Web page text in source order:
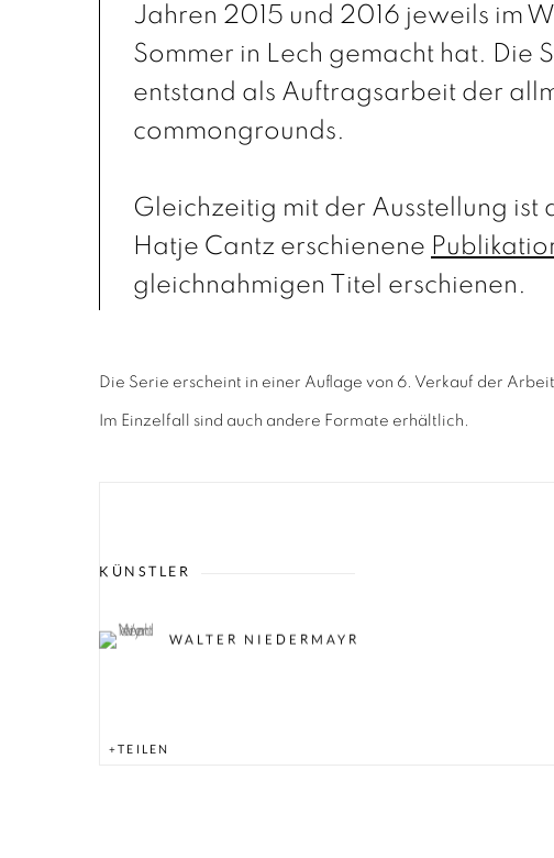
Jahren 2015 und 2016 jeweils im
Sommer in Lech gemacht hat. Die
entstand als Auftragsarbeit der
commongrounds.
Gleichzeitig mit der Ausstellung ist
Hatje Cantz erschienene
gleichnahmigen Titel erschienen.
Die Serie erscheint in einer Auflage von 6. Verkauf der
Im Einzelfall sind auch andere Formate erhältlich.
KÜNSTLER
WALTER NIEDERMAYR
TEILEN